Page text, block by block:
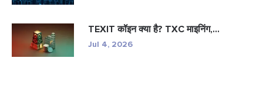
TEXIT कॉइन क्या है? TXC माइनिंग,...
Jul 4, 2026